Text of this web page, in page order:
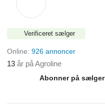
Verificeret sælger
Online: 926 annoncer
13 år på Agroline
Abonner på sælger